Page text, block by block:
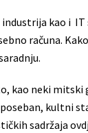
kao i
računa.
kao neki
kultni
sadržaja